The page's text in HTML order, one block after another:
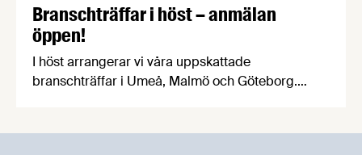
Branschträffar i höst – anmälan
öppen!
I höst arrangerar vi våra uppskattade
branschträffar i Umeå, Malmö och Göteborg.
kan träffa branschkollegor och utbyta